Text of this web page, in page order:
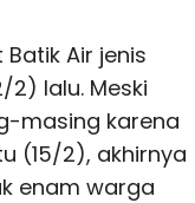
Air jenis
lalu. Meski
masing karena
(15/2), akhir­nya
enam warga